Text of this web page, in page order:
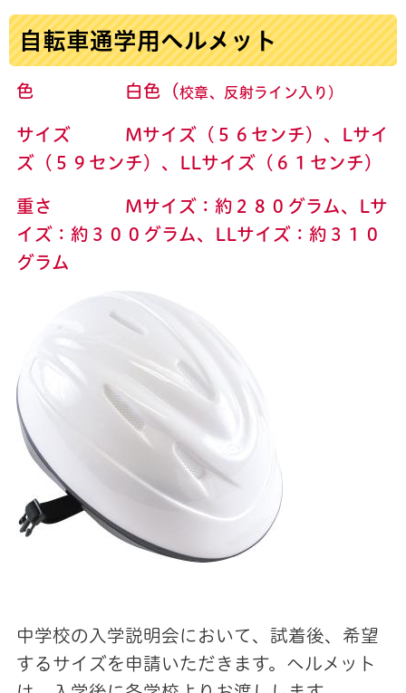
自転車通学用ヘルメット
色 白色（校章、反射ライン入り）
サイズ Mサイズ（５６センチ）、Lサイ
ズ（５９センチ）、LLサイズ（６１センチ）
重さ Mサイズ：約２８０ グラム、Lサ
イズ：約３００グラム、LLサイズ：約３１０
グラム
中学校の入学説明会において、試着後、希望
するサイズを申請いただきます。ヘルメット